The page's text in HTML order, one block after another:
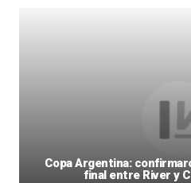
Copa Argentina:
final entre River y